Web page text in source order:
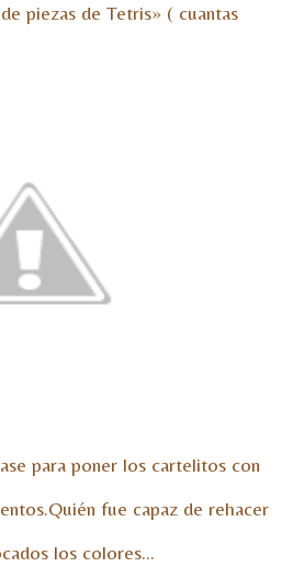
piezas de Tetris» ( cuantas
para poner los cartelitos con
Quién fue capaz de rehacer
los colores…